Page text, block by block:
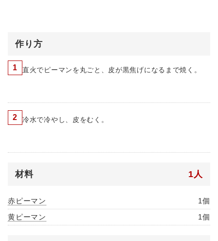
作り方
1 直火でピーマンを丸ごと、皮が黒焦げになるまで焼く。
2 冷水で冷やし、皮をむく。
材料 1人
赤ピーマン
1個
黄ピーマン
1個